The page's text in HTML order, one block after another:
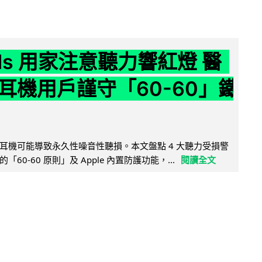
用家注意聽力響紅燈 醫
機用戶謹守「60-60」鐵
機可能導致永久性噪音性聽損。本文盤點 4 大聽力受損警
「60-60 原則」及 Apple 內置防護功能，... 閱讀全文